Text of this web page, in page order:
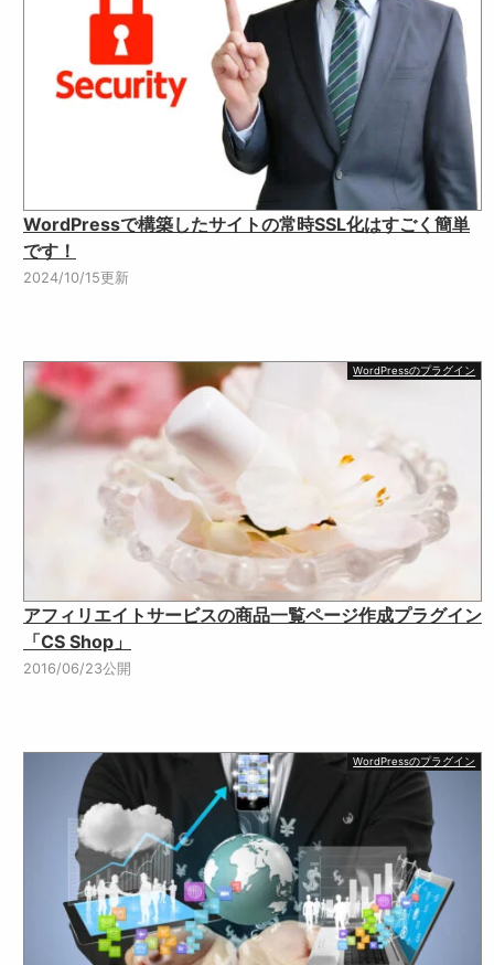
WordPressで構築したサイトの常時SSL化はすごく簡単
です！
2024/10/15更新
WordPressのプラグイン
アフィリエイトサービスの商品一覧ページ作成プラグイン
「CS Shop」
2016/06/23公開
WordPressのプラグイン